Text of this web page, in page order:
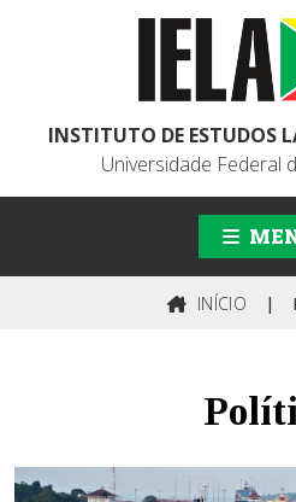
INSTITUTO DE ESTUDOS
Universidade Federal
INÍCIO |